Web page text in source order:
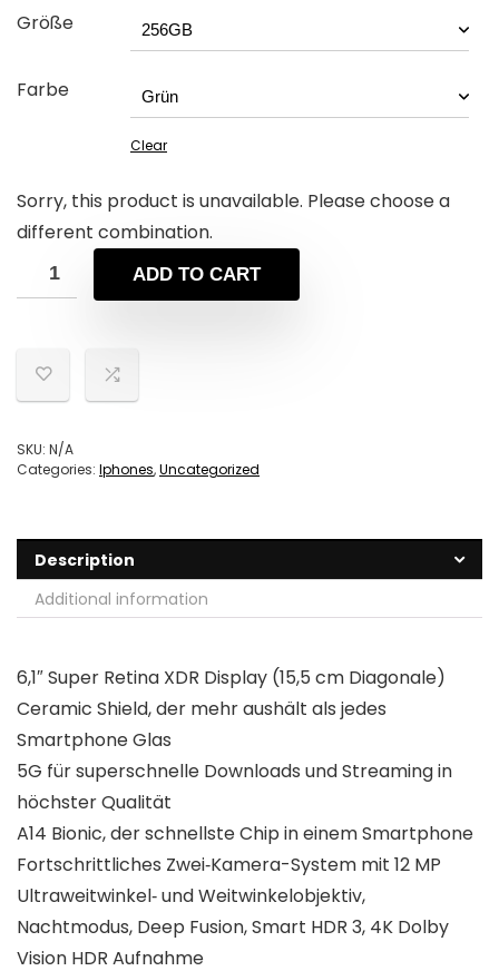
Größe
Farbe
Clear
Sorry, this product is unavailable. Please choose a
different combination.
ADD TO CART
SKU: N/A
Categories: Iphones,Uncategorized
Description
Additional information
6,1″ Super Retina XDR Display (15,5 cm Diagonale)
Ceramic Shield, der mehr aushält als jedes
Smartphone Glas
5G für superschnelle Downloads und Streaming in
höchster Qualität
A14 Bionic, der schnellste Chip in einem Smartphone
Fortschrittliches Zwei‐Kamera-System mit 12 MP
Ultraweitwinkel‐ und Weitwinkelobjektiv,
Nachtmodus, Deep Fusion, Smart HDR 3, 4K Dolby
Vision HDR Aufnahme